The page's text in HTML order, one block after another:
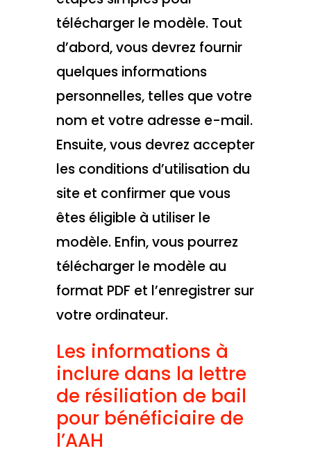
télécharger le modèle. Tout
d’abord, vous devrez fournir
quelques informations
personnelles, telles que votre
nom et votre adresse e-mail.
Ensuite, vous devrez accepter
les conditions d’utilisation du
site et confirmer que vous
êtes éligible à utiliser le
modèle. Enfin, vous pourrez
télécharger le modèle au
format PDF et l’enregistrer sur
votre ordinateur.
Les informations à
inclure dans la lettre
de résiliation de bail
pour bénéficiaire de
l’AAH